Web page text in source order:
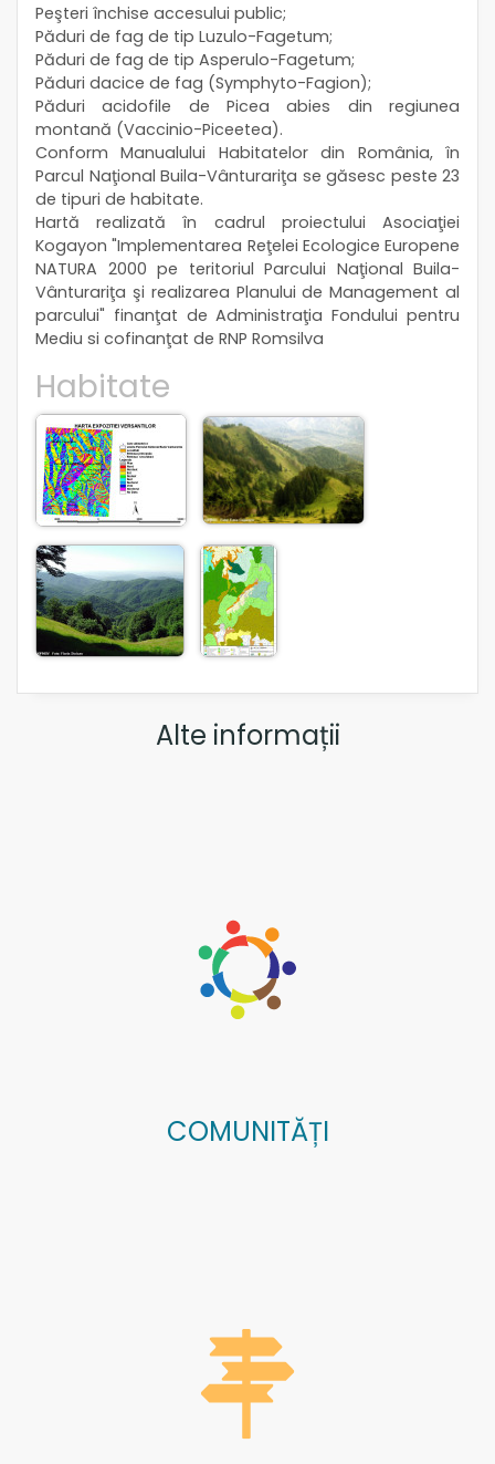
Peşteri închise accesului public;
Păduri de fag de tip Luzulo-Fagetum;
Păduri de fag de tip Asperulo-Fagetum;
Păduri dacice de fag (Symphyto-Fagion);
Păduri acidofile de Picea abies din regiunea
montană (Vaccinio-Piceetea).
Conform Manualului Habitatelor din România, în
Parcul Naţional Buila-Vânturariţa se găsesc peste 23
de tipuri de habitate.
Hartă realizată în cadrul proiectului Asociaţiei
Kogayon "Implementarea Reţelei Ecologice Europene
NATURA 2000 pe teritoriul Parcului Naţional Buila-
Vânturariţa şi realizarea Planului de Management al
parcului" finanţat de Administraţia Fondului pentru
Mediu si cofinanţat de RNP Romsilva
Habitate
Alte informații
COMUNITĂȚI